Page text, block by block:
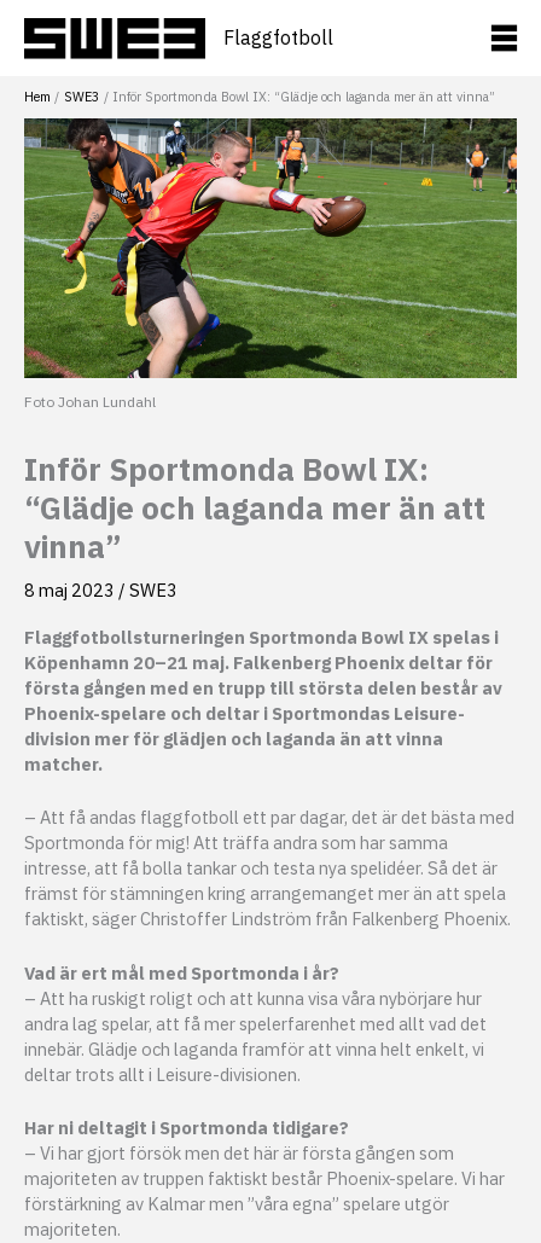
innehåll
Flaggfotboll
Hem SWE3 Inför Sportmonda Bowl IX: “Glädje och laganda mer än att vinna”
Foto Johan Lundahl
Inför Sportmonda Bowl IX:
“Glädje och laganda mer än att
vinna”
8 maj 2023 / SWE3
Flaggfotbollsturneringen Sportmonda Bowl IX spelas i
Köpenhamn 20–21 maj. Falkenberg Phoenix deltar för
första gången med en trupp till största delen består av
Phoenix-spelare och deltar i Sportmondas Leisure-
division mer för glädjen och laganda än att vinna
matcher.
– Att få andas flaggfotboll ett par dagar, det är det bästa med
Sportmonda för mig! Att träffa andra som har samma
intresse, att få bolla tankar och testa nya spelidéer. Så det är
främst för stämningen kring arrangemanget mer än att spela
faktiskt, säger Christoffer Lindström från Falkenberg Phoenix.
Vad är ert mål med Sportmonda i år?
– Att ha ruskigt roligt och att kunna visa våra nybörjare hur
andra lag spelar, att få mer spelerfarenhet med allt vad det
innebär. Glädje och laganda framför att vinna helt enkelt, vi
deltar trots allt i Leisure-divisionen.
Har ni deltagit i Sportmonda tidigare?
– Vi har gjort försök men det här är första gången som
majoriteten av truppen faktiskt består Phoenix-spelare. Vi har
förstärkning av Kalmar men ”våra egna” spelare utgör
majoriteten.